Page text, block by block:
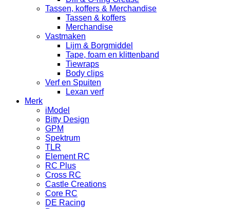
Tassen, koffers & Merchandise
Tassen & koffers
Merchandise
Vastmaken
Lijm & Borgmiddel
Tape, foam en klittenband
Tiewraps
Body clips
Verf en Spuiten
Lexan verf
Merk
iModel
Bitty Design
GPM
Spektrum
TLR
Element RC
RC Plus
Cross RC
Castle Creations
Core RC
DE Racing